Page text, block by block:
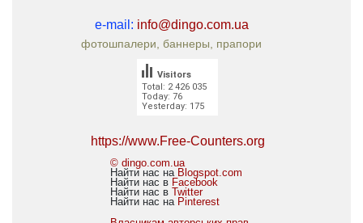
e-mail: info@dingo.com.ua
фотошпалери, баннеры, прапори
Total: 2 426 035
Today: 76
Yesterday: 175
Visitors
https://www.Free-Counters.org
© dingo.com.ua
Найти нас на Blogspot.com
Найти нас в Facebook
Найти нас в Twitter
Найти нас на Pinterest